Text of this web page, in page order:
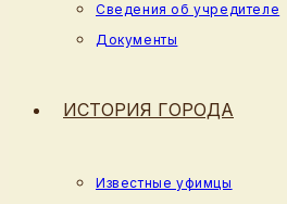
Сведения об учредителе
Документы
ИСТОРИЯ ГОРОДА
Известные уфимцы